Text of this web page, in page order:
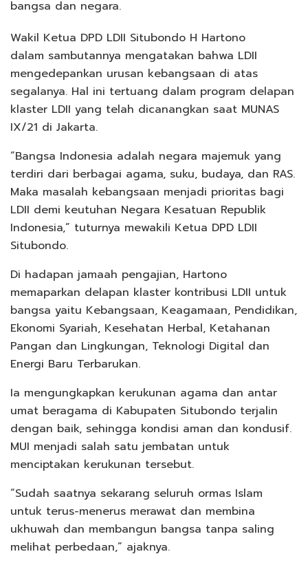
bangsa dan negara.
Wakil Ketua DPD LDII Situbondo H Hartono
dalam sambutannya mengatakan bahwa LDII
mengedepankan urusan kebangsaan di atas
segalanya. Hal ini tertuang dalam program delapan
klaster LDII yang telah dicanangkan saat MUNAS
IX/21 di Jakarta.
“Bangsa Indonesia adalah negara majemuk yang
terdiri dari berbagai agama, suku, budaya, dan RAS.
Maka masalah kebangsaan menjadi prioritas bagi
LDII demi keutuhan Negara Kesatuan Republik
Indonesia,” tuturnya mewakili Ketua DPD LDII
Situbondo.
Di hadapan jamaah pengajian, Hartono
memaparkan delapan klaster kontribusi LDII untuk
bangsa yaitu Kebangsaan, Keagamaan, Pendidikan,
Ekonomi Syariah, Kesehatan Herbal, Ketahanan
Pangan dan Lingkungan, Teknologi Digital dan
Energi Baru Terbarukan.
Ia mengungkapkan kerukunan agama dan antar
umat beragama di Kabupaten Situbondo terjalin
dengan baik, sehingga kondisi aman dan kondusif.
MUI menjadi salah satu jembatan untuk
menciptakan kerukunan tersebut.
“Sudah saatnya sekarang seluruh ormas Islam
untuk terus-menerus merawat dan membina
ukhuwah dan membangun bangsa tanpa saling
melihat perbedaan,” ajaknya.